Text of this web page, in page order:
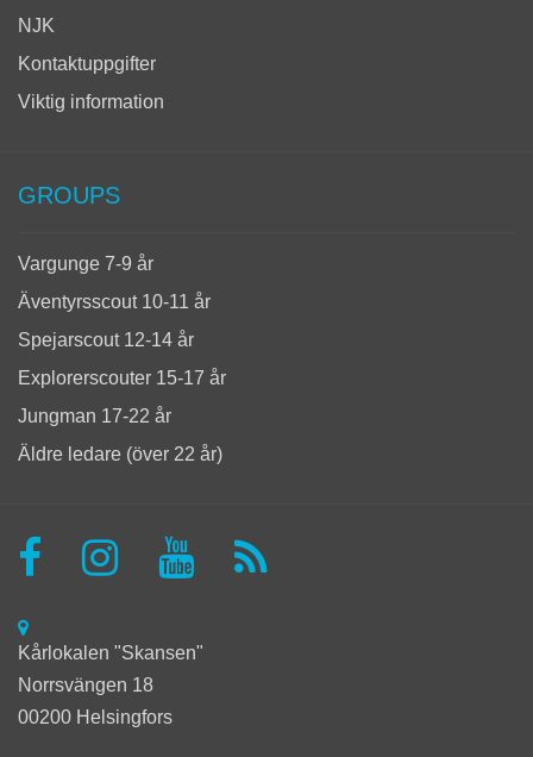
NJK
Kontaktuppgifter
Viktig information
GROUPS
Vargunge 7-9 år
Äventyrsscout 10-11 år
Spejarscout 12-14 år
Explorerscouter 15-17 år
Jungman 17-22 år
Äldre ledare (över 22 år)
Kårlokalen "Skansen"
Norrsvängen 18
00200 Helsingfors